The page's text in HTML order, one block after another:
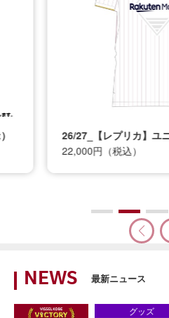
26/27_【レプリカ】ユ
22,000円（税込）
NEWS 最新ニュース
グッズ